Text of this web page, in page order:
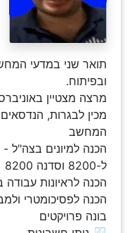
ובפיתוח.
מרצה מצטיין
מכין לבגרות,
המחשב
הכנה למיונים בצה"ל
ל-8200 וסדנה 8200
הכנה לראיונות עבודה
הכנה לפסיכומטרי
בונה פרויקטים